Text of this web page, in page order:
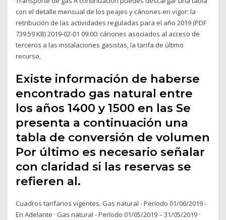
con el detalle mensual de los peajes y cánones en vigor: la
retribución de las actividades reguladas para el año 2019 (PDF
739.59 KB) 2019-02-01 09:00: cánones asociados al acceso de
terceros a las instalaciones gasistas, la tarifa de último
recurso,
Existe información de haberse
encontrado gas natural entre
los años 1400 y 1500 en las Se
presenta a continuación una
tabla de conversión de volumen
Por último es necesario señalar
con claridad si las reservas se
refieren al.
Cuadros tarifarios vigentes. Gas natural - Período 01/06/2019 -
En Adelante · Gas natural - Período 01/05/2019 – 31/05/2019 ·